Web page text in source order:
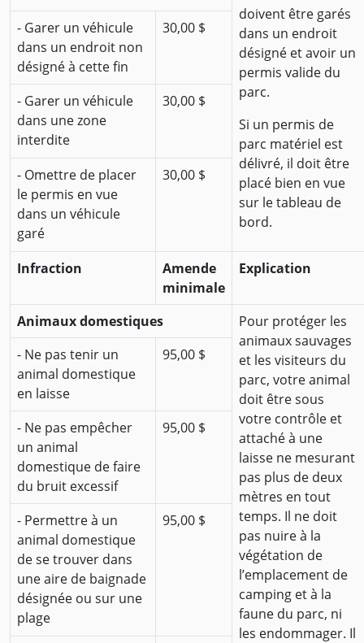
doivent être garés
dans un endroit
désigné et avoir un
permis valide du
parc.
Si un permis de
parc matériel est
délivré, il doit être
placé bien en vue
sur le tableau de
bord.
- Garer un véhicule
dans un endroit non
désigné à cette fin
30,00 $
- Garer un véhicule
dans une zone
interdite
30,00 $
- Omettre de placer
le permis en vue
dans un véhicule
garé
30,00 $
Infraction
Amende
minimale
Explication
Animaux domestiques
Pour protéger les
animaux sauvages
et les visiteurs du
parc, votre animal
doit être sous
votre contrôle et
attaché à une
laisse ne mesurant
pas plus de deux
mètres en tout
temps. Il ne doit
pas nuire à la
végétation de
l’emplacement de
camping et à la
faune du parc, ni
les endommager. Il
- Ne pas tenir un
animal domestique
en laisse
95,00 $
- Ne pas empêcher
un animal
domestique de faire
du bruit excessif
95,00 $
- Permettre à un
animal domestique
de se trouver dans
une aire de baignade
désignée ou sur une
plage
95,00 $